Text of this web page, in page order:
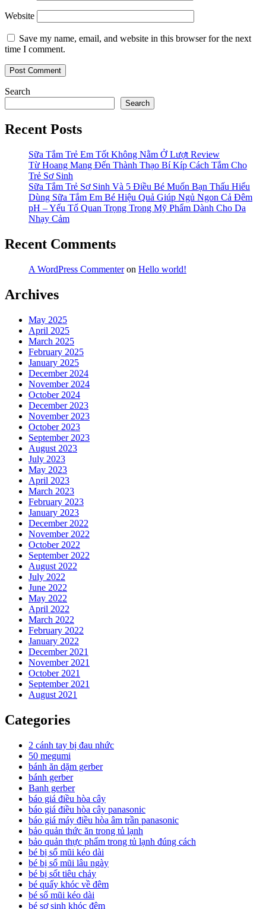
Website
Save my name, email, and website in this browser for the next
time I comment.
Search
Search
Recent Posts
Sữa Tắm Trẻ Em Tốt Không Nằm Ở Lượt Review
Từ Hoang Mang Đến Thành Thạo Bí Kíp Cách Tắm Cho
Trẻ Sơ Sinh
Sữa Tắm Trẻ Sơ Sinh Và 5 Điều Bé Muốn Bạn Thấu Hiểu
Dùng Sữa Tắm Em Bé Hiệu Quả Giúp Ngủ Ngon Cả Đêm
pH – Yếu Tố Quan Trọng Trong Mỹ Phẩm Dành Cho Da
Nhạy Cảm
Recent Comments
A WordPress Commenteron Hello world!
Archives
May 2025
April 2025
March 2025
February 2025
January 2025
December 2024
November 2024
October 2024
December 2023
November 2023
October 2023
September 2023
August 2023
July 2023
May 2023
April 2023
March 2023
February 2023
January 2023
December 2022
November 2022
October 2022
September 2022
August 2022
July 2022
June 2022
May 2022
April 2022
March 2022
February 2022
January 2022
December 2021
November 2021
October 2021
September 2021
August 2021
Categories
2 cánh tay bị đau nhức
50 megumi
bánh ăn dặm gerber
bánh gerber
Banh gerber
báo giá điều hòa cây
báo giá điều hòa cây panasonic
báo giá máy điều hòa âm trần panasonic
bảo quản thức ăn trong tủ lạnh
bảo quản thực phẩm trong tủ lạnh đúng cách
bé bị sổ mũi kéo dài
bé bị sổ mũi lâu ngày
bé bị sốt tiêu chảy
bé quấy khóc về đêm
bé sổ mũi kéo dài
bé sơ sinh khóc đêm